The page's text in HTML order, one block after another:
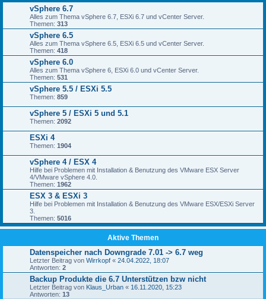
vSphere 6.7
Alles zum Thema vSphere 6.7, ESXi 6.7 und vCenter Server.
Themen: 313
vSphere 6.5
Alles zum Thema vSphere 6.5, ESXi 6.5 und vCenter Server.
Themen: 418
vSphere 6.0
Alles zum Thema vSphere 6, ESXi 6.0 und vCenter Server.
Themen: 531
vSphere 5.5 / ESXi 5.5
Themen: 859
vSphere 5 / ESXi 5 und 5.1
Themen: 2092
ESXi 4
Themen: 1904
vSphere 4 / ESX 4
Hilfe bei Problemen mit Installation & Benutzung des VMware ESX Server
4/VMware vSphere 4.0.
Themen: 1962
ESX 3 & ESXi 3
Hilfe bei Problemen mit Installation & Benutzung des VMware ESX/ESXi Server
3.
Themen: 5016
Aktive Themen
Datenspeicher nach Downgrade 7.01 -> 6.7 weg
Letzter Beitrag von Wirrkopf « 24.04.2022, 18:07
Antworten: 2
Backup Produkte die 6.7 Unterstützen bzw nicht
Letzter Beitrag von Klaus_Urban « 16.11.2020, 15:23
Antworten: 13